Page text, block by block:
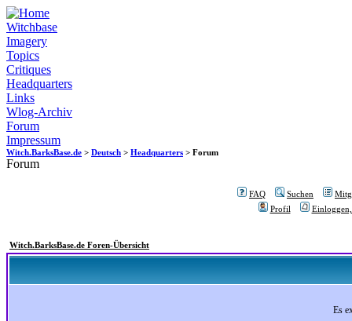
Witchbase
Imagery
Topics
Critiques
Headquarters
Links
Wlog-Archiv
Forum
Impressum
Witch.BarksBase.de > Deutsch > Headquarters > Forum
Forum
FAQ Suchen
Profil
Witch.BarksBase.de Foren-Übersicht
Es